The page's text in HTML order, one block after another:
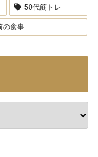
50代筋トレ
の食事